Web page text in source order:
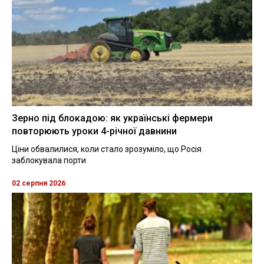
Зерно під блокадою: як українські фермери
повторюють уроки 4-річної давнини
Ціни обвалилися, коли стало зрозуміло, що Росія
заблокувала порти
02 серпня 2026